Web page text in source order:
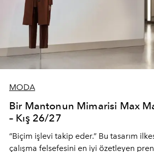
MODA
Bir Mantonun Mimarisi Max
– Kış 26/27
“Biçim işlevi takip eder.” Bu tasarım
çalışma felsefesini en iyi özetleyen